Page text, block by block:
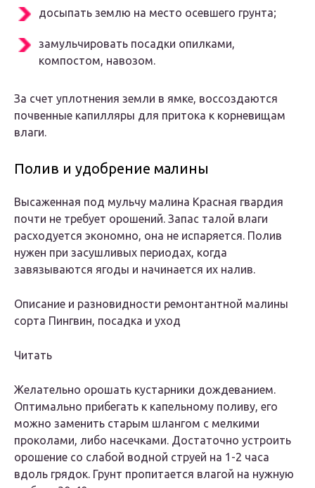
досыпать землю на место осевшего грунта;
замульчировать посадки опилками,
компостом, навозом.
За счет уплотнения земли в ямке, воссоздаются
почвенные капилляры для притока к корневищам
влаги.
Полив и удобрение малины
Высаженная под мульчу малина Красная гвардия
почти не требует орошений. Запас талой влаги
расходуется экономно, она не испаряется. Полив
нужен при засушливых периодах, когда
завязываются ягоды и начинается их налив.
Описание и разновидности ремонтантной малины
сорта Пингвин, посадка и уход
Читать
Желательно орошать кустарники дождеванием.
Оптимально прибегать к капельному поливу, его
можно заменить старым шлангом с мелкими
проколами, либо насечками. Достаточно устроить
орошение со слабой водной струей на 1-2 часа
вдоль грядок. Грунт пропитается влагой на нужную